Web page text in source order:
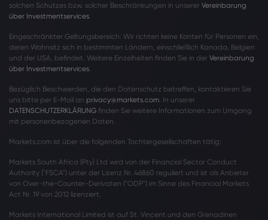
solchen Schutzes bzw. solcher Beschränkungen in unserer Vereinbarung
über Investmentservices.
Eingeschränkter Geltungsbereich: Wir richten keine Konten für Personen ein,
deren Wohnsitz sich in bestimmten Ländern, einschließlich Kanada, Belgien
und der USA, befindet. Weitere Einzelheiten finden Sie in der Vereinbarung
über Investmentservices.
Bezüglich Beschwerden, die den Datenschutz betreffen, kontaktieren Sie
uns bitte per E-Mail an privacy@markets.com. In unserer
DATENSCHUTZERKLÄRUNG finden Sie weitere Informationen zum Umgang
mit personenbezogenen Daten.
Markets.com ist über die folgenden Tochtergesellschaften tätig:
Markets South Africa (Pty) Ltd wird von der Financial Sector Conduct
Authority ("FSCA") unter der Lizenz Nr. 46860 reguliert und ist als Anbieter
von Over-the-Counter-Derivaten ("ODP") im Sinne des Financial Markets
Act Nr. 19 von 2012 lizenziert.
Markets International Limited ist auf St. Vincent und den Grenadinen